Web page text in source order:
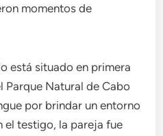
momentos de
está situado en primera
Parque Natural de Cabo
por brindar un entorno
el testigo, la pareja fue